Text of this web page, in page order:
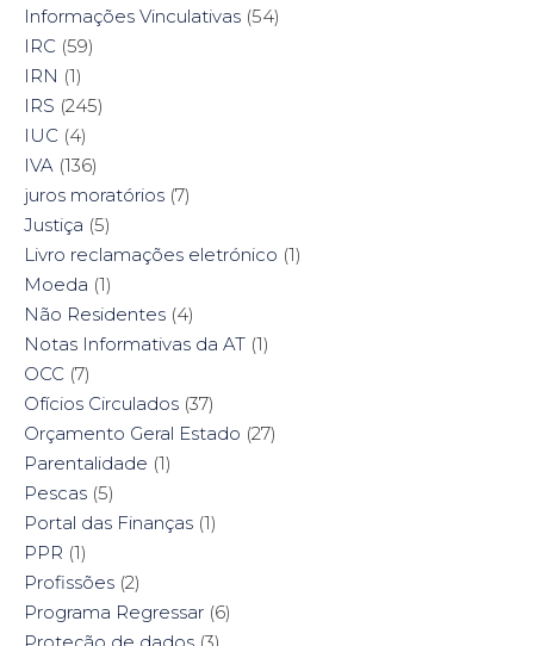
Informações Vinculativas (54)
IRC (59)
IRN (1)
IRS (245)
IUC (4)
IVA (136)
juros moratórios (7)
Justiça (5)
Livro reclamações eletrónico (1)
Moeda (1)
Não Residentes (4)
Notas Informativas da AT (1)
OCC (7)
Ofícios Circulados (37)
Orçamento Geral Estado (27)
Parentalidade (1)
Pescas (5)
Portal das Finanças (1)
PPR (1)
Profissões (2)
Programa Regressar (6)